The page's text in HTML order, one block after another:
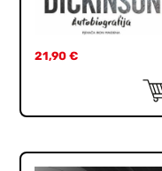
21,90€